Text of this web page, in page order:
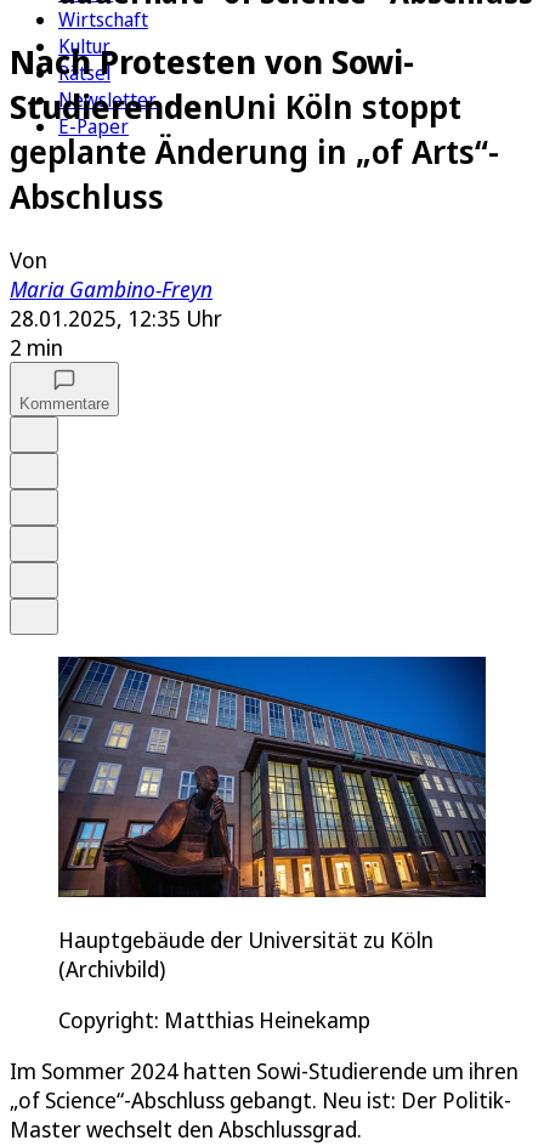
Wirtschaft
Kultur
Rätsel
Newsletter
E-Paper
Nach Protesten von Sowi-
StudierendenUni Köln stoppt
geplante Änderung in „of Arts“-
Abschluss
Von
Maria Gambino-Freyn
28.01.2025, 12:35 Uhr
2 min
Kommentare
Hauptgebäude der Universität zu Köln
(Archivbild)
Copyright: Matthias Heinekamp
Im Sommer 2024 hatten Sowi-Studierende um ihren
„of Science“-Abschluss gebangt. Neu ist: Der Politik-
Master wechselt den Abschlussgrad.